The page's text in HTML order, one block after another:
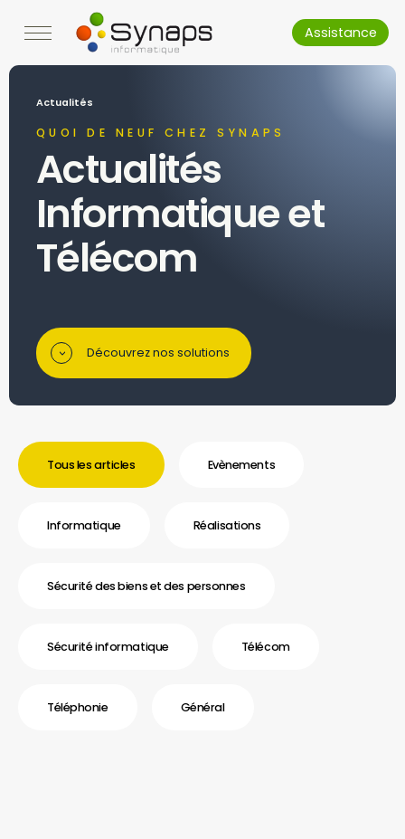
Assistance
Actualités
QUOI DE NEUF CHEZ SYNAPS
Actualités
Informatique et
Télécom
> Découvrez nos solutions
Tous les articles Evènements
Informatique Réalisations
Sécurité des biens et des personnes
Sécurité informatique Télécom
Téléphonie Général